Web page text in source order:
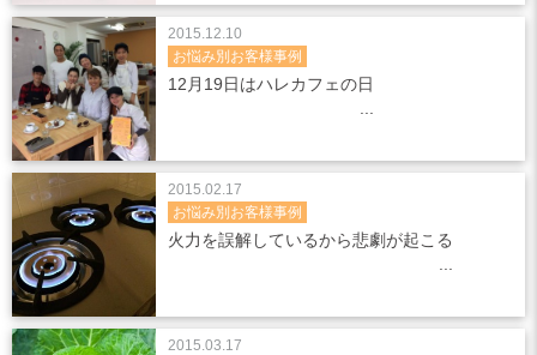
12月19日はハレカフェの日
お悩み別お客様事例
2015.12.10
火力を誤解しているから悲劇が起こる
お悩み別お客様事例
2015.02.17
2015.03.17